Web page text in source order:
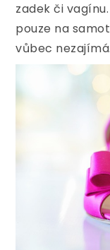
zadek či
pouze na
vůbec nezajímá.